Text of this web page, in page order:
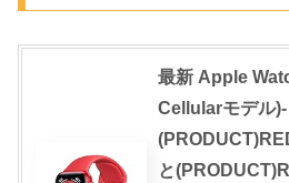
最新 Apple
Cellularモデル
と